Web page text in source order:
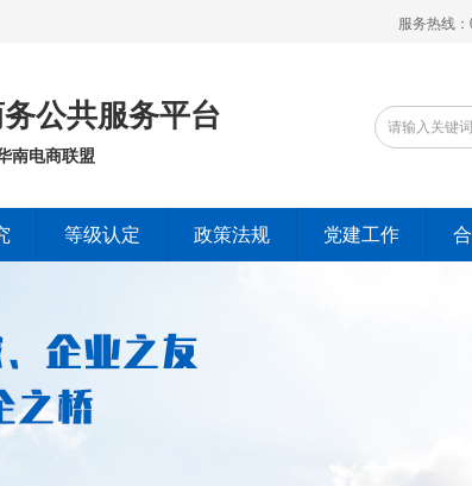
服务热线：
公共服务平台
南电商联盟
等级认定 政策法规 党建工作